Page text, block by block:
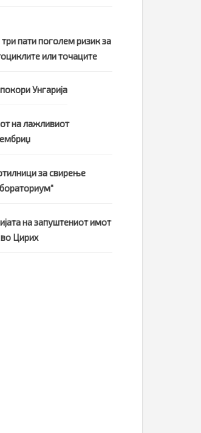
пати поголем ризик за
или точаците
Унгарија
на лажливиот
за свирење
на запуштениот имот
Цирих